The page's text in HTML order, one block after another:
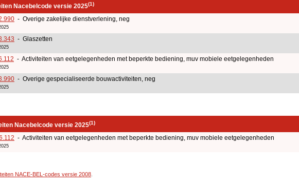
Nacebelcode versie 2025(1)
- Overige zakelijke dienstverlening, neg
- Glaszetten
- Activiteiten van eetgelegenheden met beperkte bediening, muv mobiele eetgelegenheden
- Overige gespecialiseerde bouwactiviteiten, neg
Nacebelcode versie 2025(1)
- Activiteiten van eetgelegenheden met beperkte bediening, muv mobiele eetgelegenheden
NACE-BEL-codes versie 2008